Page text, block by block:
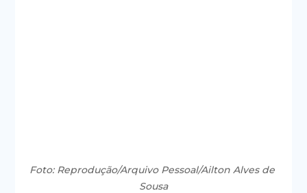
Foto: Reprodução/Arquivo Pessoal/Ailton Alves de
Sousa